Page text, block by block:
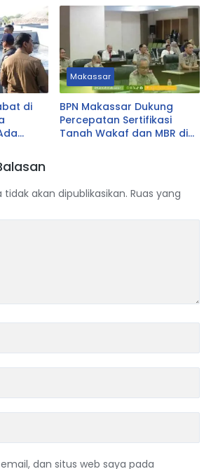
di
Makassar
BPN Makassar Dukung
Percepatan Sertifikasi
Tanah Wakaf dan MBR di
akan dipublikasikan. Ruas yang
dan situs web saya pada